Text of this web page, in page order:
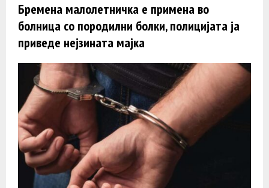
Бремена малолетничка е примена во
болница со породилни болки, полицијата ја
приведе нејзината мајка